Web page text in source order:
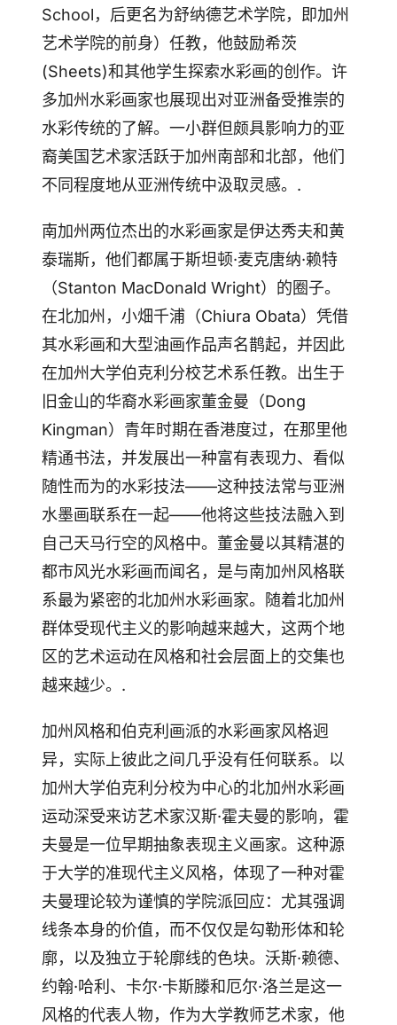
School，后更名为舒纳德艺术学院，即加州
艺术学院的前身）任教，他鼓励希茨
(Sheets)和其他学生探索水彩画的创作。许
多加州水彩画家也展现出对亚洲备受推崇的
水彩传统的了解。一小群但颇具影响力的亚
裔美国艺术家活跃于加州南部和北部，他们
不同程度地从亚洲传统中汲取灵感。.
南加州两位杰出的水彩画家是伊达秀夫和黄
泰瑞斯，他们都属于斯坦顿·麦克唐纳·赖特
（Stanton MacDonald Wright）的圈子。
在北加州，小畑千浦（Chiura Obata）凭借
其水彩画和大型油画作品声名鹊起，并因此
在加州大学伯克利分校艺术系任教。出生于
旧金山的华裔水彩画家董金曼（Dong
Kingman）青年时期在香港度过，在那里他
精通书法，并发展出一种富有表现力、看似
随性而为的水彩技法——这种技法常与亚洲
水墨画联系在一起——他将这些技法融入到
自己天马行空的风格中。董金曼以其精湛的
都市风光水彩画而闻名，是与南加州风格联
系最为紧密的北加州水彩画家。随着北加州
群体受现代主义的影响越来越大，这两个地
区的艺术运动在风格和社会层面上的交集也
越来越少。.
加州风格和伯克利画派的水彩画家风格迥
异，实际上彼此之间几乎没有任何联系。以
加州大学伯克利分校为中心的北加州水彩画
运动深受来访艺术家汉斯·霍夫曼的影响，霍
夫曼是一位早期抽象表现主义画家。这种源
于大学的准现代主义风格，体现了一种对霍
夫曼理论较为谨慎的学院派回应：尤其强调
线条本身的价值，而不仅仅是勾勒形体和轮
廓，以及独立于轮廓线的色块。沃斯·赖德、
约翰·哈利、卡尔·卡斯滕和厄尔·洛兰是这一
风格的代表人物，作为大学教师艺术家，他